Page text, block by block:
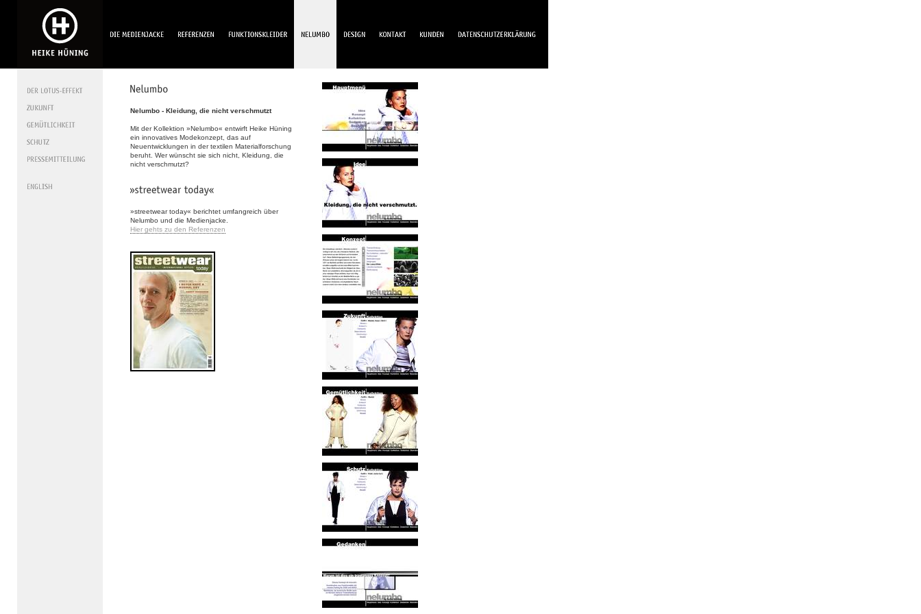
Nelumbo - Kleidung, die nicht verschmutzt
Mit der Kollektion »Nelumbo« entwirft Heike Hüning
ein innovatives Modekonzept, das auf
Neuentwicklungen in der textilen Materialforschung
beruht. Wer wünscht sie sich nicht, Kleidung, die
nicht verschmutzt?
»streetwear today« berichtet umfangreich über
Nelumbo und die Medienjacke.
Hier gehts zu den Referenzen